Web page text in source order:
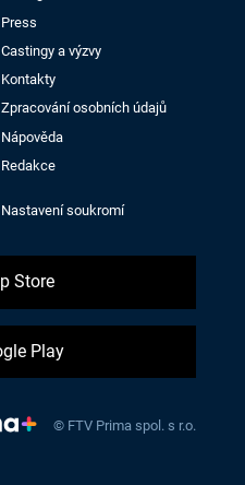
Press
Castingy a výzvy
Kontakty
Zpracování osobních údajů
Nápověda
Redakce
Nastavení soukromí
Store
Play
© FTV Prima spol. s r.o.